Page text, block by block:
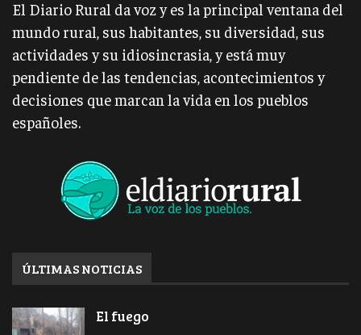
El Diario Rural da voz y es la principal ventana del
mundo rural, sus habitantes, su diversidad, sus
actividades y su idiosincrasia, y está muy
pendiente de las tendencias, acontecimientos y
decisiones que marcan la vida en los pueblos
españoles.
ÚLTIMAS NOTICIAS
El fuego